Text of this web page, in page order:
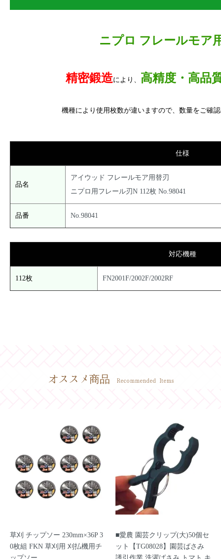
ニプロ フレールモア
精密鍛造により、 高精度・高品
機種により使用枚数が違いますので、数量をご確
仕様
品名
アイウッド フレールモア用替刃
ニプロ用フレール刃N 112枚 No.98041
品番 No.98041
対応機種
112枚 FN2001F/2002F/2002RF
オススメ商品 Recommended Items
草刈 チップソー 230mm×36P 3
0枚組 FKN 草刈用 刈払機用チ
■愛農 園芸クリップ(大)50個セ
ット【TG08028】園芸ばさみ